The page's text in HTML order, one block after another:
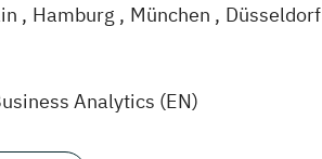
Hamburg München
Düsseldorf
Analytics (EN)